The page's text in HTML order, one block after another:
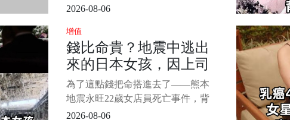
《WTO姐妹會》、《請問 你是哪裡
主持長達15年！她近日出席尾牙活
動時，談及愛子Max在香港發展近
況，透露雖然兒子罹患罕病、一眼
幾乎全盲，但現在靠著自己的努
力，在某知名飯店裡掃廁所、相當
拚命！ 1/5
2026-08-06
增值
錢比命貴？地震中逃出
來的日本女孩，因上司
一句話折返回去，5分鐘
后她被炸得只剩
DNA……
為了這點錢把命搭進去了——熊本
地震永旺22歲女店員死亡事件，背
後的真相讓人心寒 7月28日下午，日
2026-08-06